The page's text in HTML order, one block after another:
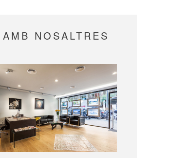
NOSALTRES